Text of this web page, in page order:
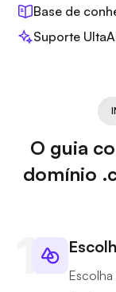
Base de
Suporte
O guia
domínio